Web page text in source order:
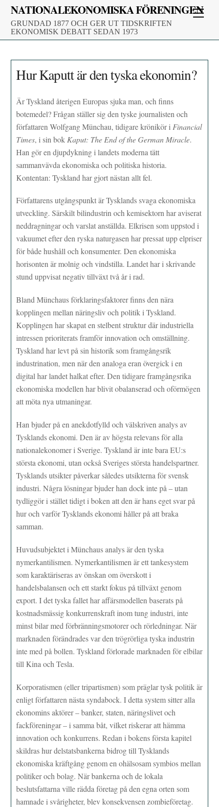
Skip
content
NATIONALEKONOMISKA FÖRENINGEN
GRUNDAD 1877 OCH GER UT TIDSKRIFTEN
EKONOMISK DEBATT SEDAN 1973
Hur Kaputt är den tyska ekonomin?
Är Tyskland återigen Europas sjuka man, och finns
botemedel? Frågan ställer sig den tyske journalisten och
författaren Wolfgang Münchau, tidigare krönikör i Financial
Times, i sin bok Kaput: The End of the German Miracle.
Han gör en djupdykning i landets moderna tätt
sammanvävda ekonomiska och politiska historia.
Kontentan: Tyskland har gjort nästan allt fel.
Författarens utgångspunkt är Tysklands svaga ekonomiska
utveckling. Särskilt bilindustrin och kemisektorn har aviserat
neddragningar och varslat anställda. Elkrisen som uppstod i
vakuumet efter den ryska naturgasen har pressat upp elpriser
för både hushåll och konsumenter. Den ekonomiska
horisonten är molnig och vindstilla. Landet har i skrivande
stund uppvisat negativ tillväxt två år i rad.
Bland Münchaus förklaringsfaktorer finns den nära
kopplingen mellan näringsliv och politik i Tyskland.
Kopplingen har skapat en stelbent struktur där industriella
intressen prioriterats framför innovation och omställning.
Tyskland har levt på sin historik som framgångsrik
industrination, men när den analoga eran övergick i en
digital har landet halkat efter. Den tidigare framgångsrika
ekonomiska modellen har blivit obalanserad och oförmögen
att möta nya utmaningar.
Han bjuder på en anekdotfylld och välskriven analys av
Tysklands ekonomi. Den är av högsta relevans för alla
nationalekonomer i Sverige. Tyskland är inte bara EU:s
största ekonomi, utan också Sveriges största handelspartner.
Tysklands utsikter påverkar således utsikterna för svensk
industri. Några lösningar bjuder han dock inte på – utan
tydliggör i stället tidigt i boken att den är hans eget svar på
hur och varför Tysklands ekonomi håller på att braka
samman.
Huvudsubjektet i Münchaus analys är den tyska
nymerkantilismen. Nymerkantilismen är ett tankesystem
som karaktäriseras av önskan om överskott i
handelsbalansen och ett starkt fokus på tillväxt genom
export. I det tyska fallet har affärsmodellen baserats på
kostnadsmässig konkurrenskraft inom tung industri, inte
minst bilar med förbränningsmotorer och rörledningar. När
marknaden förändrades var den trögrörliga tyska industrin
inte med på bollen. Tyskland förlorade marknaden för elbilar
till Kina och Tesla.
Korporatismen (eller tripartismen) som präglar tysk politik är
enligt författaren nästa syndabock. I detta system sitter alla
ekonomins aktörer – banker, staten, näringslivet och
fackföreningar – i samma båt, vilket riskerar att hämma
innovation och konkurrens. Redan i bokens första kapitel
skildras hur delstatsbankerna bidrog till Tysklands
ekonomiska kräftgång genom en ohälsosam symbios mellan
politiker och bolag. När bankerna och de lokala
beslutsfattarna ville rädda företag på den egna orten som
hamnade i svårigheter, blev konsekvensen zombieföretag.